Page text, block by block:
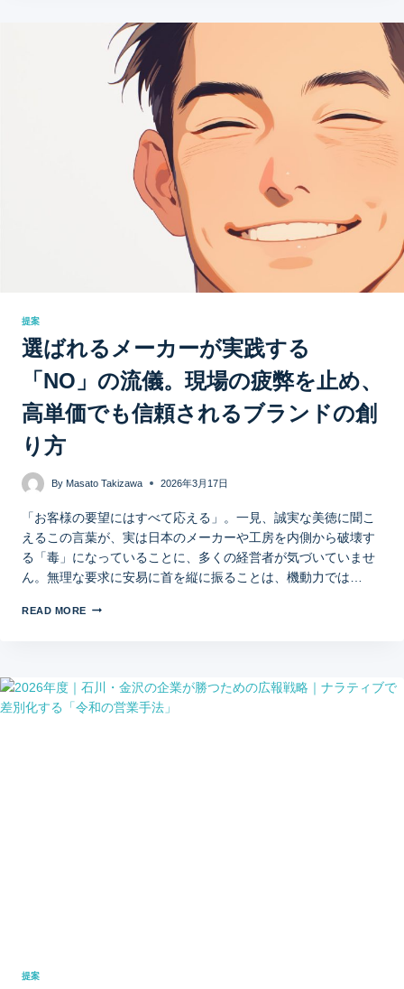
提案
選ばれるメーカーが実践する
「NO」の流儀。現場の疲弊を止め、
高単価でも信頼されるブランドの創
り方
By Masato Takizawa 2026年3月17日
「お客様の要望にはすべて応える」。一見、誠実な美徳に聞こ
えるこの言葉が、実は日本のメーカーや工房を内側から破壊す
る「毒」になっていることに、多くの経営者が気づいていませ
ん。無理な要求に安易に首を縦に振ることは、機動力では…
READ MORE
提案